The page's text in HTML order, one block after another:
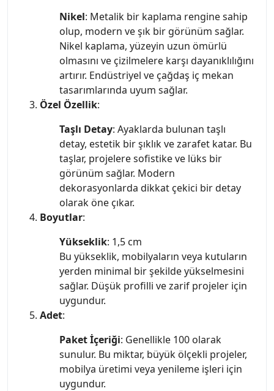
Nikel: Metalik bir kaplama rengine sahip
olup, modern ve şık bir görünüm sağlar.
Nikel kaplama, yüzeyin uzun ömürlü
olmasını ve çizilmelere karşı dayanıklılığını
artırır. Endüstriyel ve çağdaş iç mekan
tasarımlarında uyum sağlar.
Özel Özellik:
Taşlı Detay: Ayaklarda bulunan taşlı
detay, estetik bir şıklık ve zarafet katar. Bu
taşlar, projelere sofistike ve lüks bir
görünüm sağlar. Modern
dekorasyonlarda dikkat çekici bir detay
olarak öne çıkar.
Boyutlar:
Yükseklik: 1,5 cm
Bu yükseklik, mobilyaların veya kutuların
yerden minimal bir şekilde yükselmesini
sağlar. Düşük profilli ve zarif projeler için
uygundur.
Adet:
Paket İçeriği: Genellikle 100 olarak
sunulur. Bu miktar, büyük ölçekli projeler,
mobilya üretimi veya yenileme işleri için
uygundur.